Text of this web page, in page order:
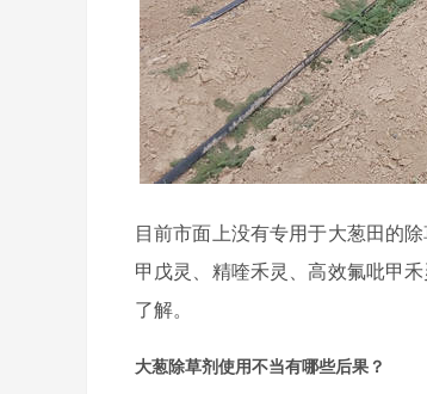
目前市面上没有专用于大葱田的
甲戊灵、精喹禾灵、高效氟吡甲
了解。
大葱除草剂使用不当有哪些后果？